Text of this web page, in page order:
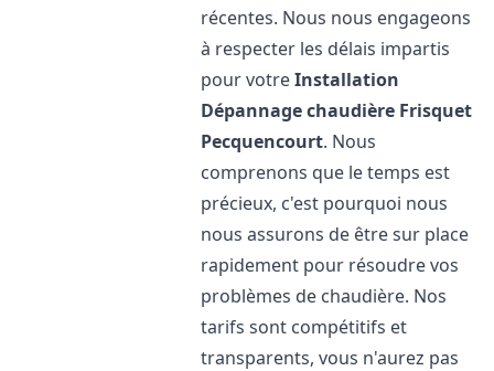
récentes. Nous nous engageons
à respecter les délais impartis
pour votreInstallation
Dépannage chaudière Frisquet
Pecquencourt. Nous
comprenons que le temps est
précieux, c'est pourquoi nous
nous assurons de être sur place
rapidement pour résoudre vos
problèmes de chaudière. Nos
tarifs sont compétitifs et
transparents, vous n'aurez pas